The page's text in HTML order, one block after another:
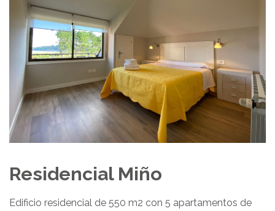
Residencial Miño
Edificio residencial de 550 m2 con 5 apartamentos de